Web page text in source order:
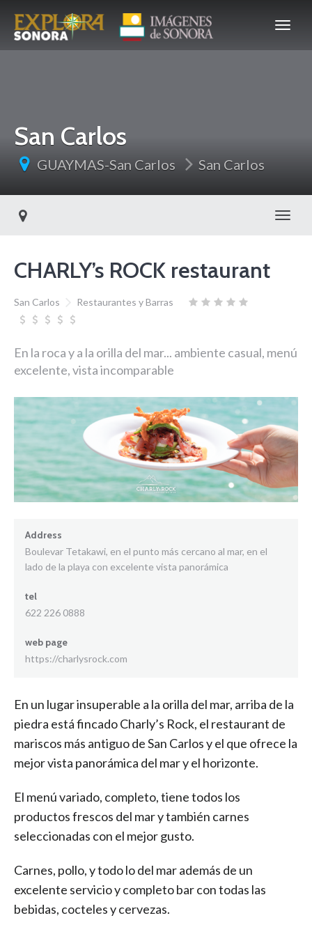
San Carlos
GUAYMAS-San Carlos San Carlos
CHARLY’s ROCK restaurant
San Carlos Restaurantes y Barras
En la roca y a la orilla del mar... ambiente casual, menú
excelente, vista incomparable
Address
Boulevar Tetakawi, en el punto más cercano al mar, en el
lado de la playa con excelente vista panorámica
tel
622 226 0888
web page
https://charlysrock.com
En un lugar insuperable a la orilla del mar, arriba de la
piedra está fincado Charly’s Rock, el restaurant de
mariscos más antiguo de San Carlos y el que ofrece la
mejor vista panorámica del mar y el horizonte.
El menú variado, completo, tiene todos los
productos frescos del mar y también carnes
seleccionadas con el mejor gusto.
Carnes, pollo, y todo lo del mar además de un
excelente servicio y completo bar con todas las
bebidas, cocteles y cervezas.